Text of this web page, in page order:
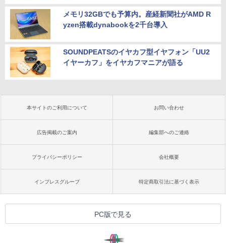
メモリ32GBでも予算内。産経新聞社がAMD R
yzen搭載dynabookを2千台導入
SOUNDPEATSのイヤカフ型イヤフォン「UU2
イヤーカフ」をイヤカフマニアが語る
本サイトのご利用について お問い合わせ
広告掲載のご案内 編集部へのご連絡
プライバシーポリシー 会社概要
インプレスグループ 特定商取引法に基づく表示
PC版で見る